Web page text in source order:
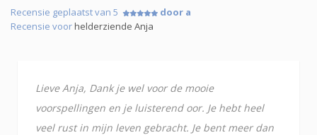
Recensie geplaatst van 5
door a
Recensie voorhelderziende Anja
Lieve Anja, Dank je wel voor de mooie
voorspellingen en je luisterend oor. Je hebt heel
veel rust in mijn leven gebracht. Je bent meer dan